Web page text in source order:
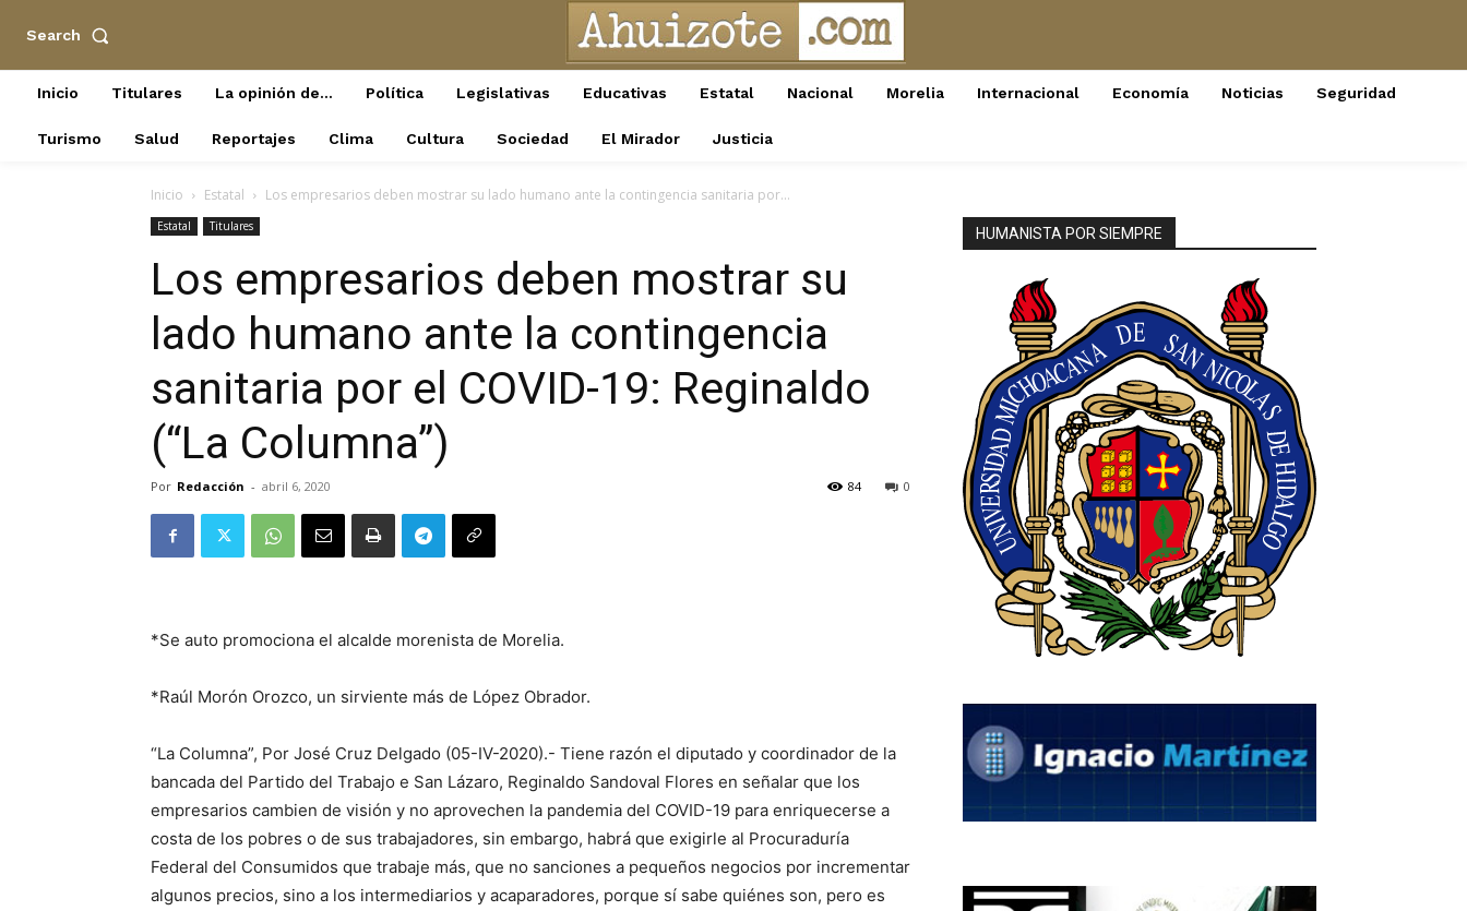
Search
Inicio Titulares La opinión de… Política Legislativas Educativas Estatal Nacional Morelia Internacional Economía Noticias Seguridad
Turismo Salud Reportajes Clima Cultura Sociedad El Mirador Justicia
Inicio Estatal Los empresarios deben mostrar su lado humano ante la contingencia sanitaria por...
Estatal Titulares
Los empresarios deben mostrar su
lado humano ante la contingencia
sanitaria por el COVID-19: Reginaldo
(“La Columna”)
Por Redacción - abril 6, 2020 0
84
*Se auto promociona el alcalde morenista de Morelia.
*Raúl Morón Orozco, un sirviente más de López Obrador.
“La Columna”, Por José Cruz Delgado (05-IV-2020).- Tiene razón el diputado y coordinador de la
bancada del Partido del Trabajo e San Lázaro, Reginaldo Sandoval Flores en señalar que los
empresarios cambien de visión y no aprovechen la pandemia del COVID-19 para enriquecerse a
costa de los pobres o de sus trabajadores, sin embargo, habrá que exigirle al Procuraduría
Federal del Consumidos que trabaje más, que no sanciones a pequeños negocios por incrementar
algunos precios, sino a los intermediarios y acaparadores, porque sí sabe quiénes son, pero es
HUMANISTA POR SIEMPRE